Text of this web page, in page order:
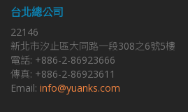
台北總公司
22146
新北市汐止區大同路一段308之6號5樓
電話: +886-2-86923666
傳真: +886-2-86923611
Email: info@yuanks.com